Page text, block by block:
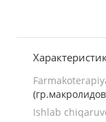
Ishlab